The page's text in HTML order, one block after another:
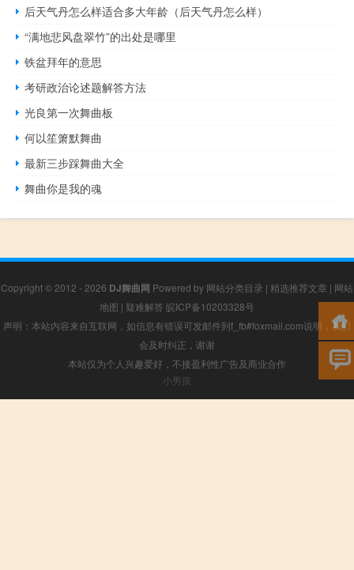
后天气丹怎么样适合多大年龄（后天气丹怎么样）
“满地悲风盘翠竹”的出处是哪里
铁盆拜年的意思
考研政治论述题解答方法
光良第一次舞曲板
何以笙箫默舞曲
最新三步踩舞曲大全
舞曲你是我的魂
Copyright © 2012 - 2026 DJ舞曲网 Powered by 网站分类目录 | 精选推荐文章 | 网站
地图 | 疑难解答 皖ICP备10203328号
声明：本站内容来自互联网，如信息有错误可发邮件到f_fb#foxmail.com说明，我们
会及时纠正，谢谢
本站仅为个人兴趣爱好，不接盈利性广告及商业合作
小男孩